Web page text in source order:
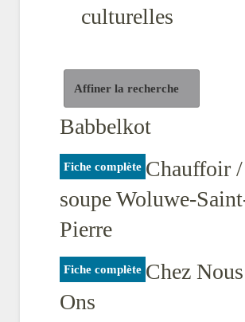
culturelles
Affiner la recherche
Babbelkot
Fiche complète Chauffoir
soupe Woluwe-
Pierre
Fiche complète Chez
Ons